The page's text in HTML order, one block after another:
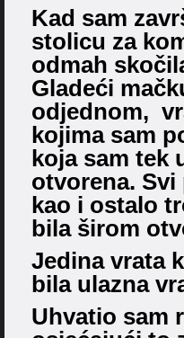
Kad sam
stolicu za
odmah
Gladeći
odjednom,
kojima sam
koja sam tek
otvorena.
kao i ostalo
bila širom
Jedina vrata
bila ulazna
Uhvatio sam